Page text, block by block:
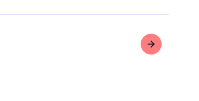
Zobrazit více